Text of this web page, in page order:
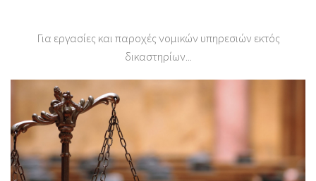
Για εργασίες και παροχές νομικών υπηρεσιών εκτός
δικαστηρίων...